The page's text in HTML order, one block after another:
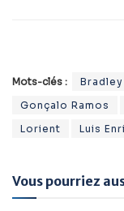
Mots-clés :
Gonçalo Ramos
Lorient
Luis
Vous pourriez